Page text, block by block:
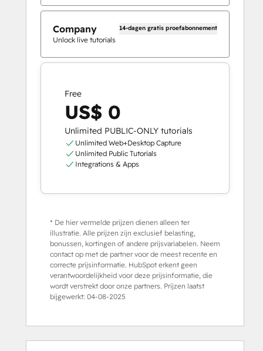
Company 14-dagen gratis proefabonnement
Unlock live tutorials
Free
US$ 0
Unlimited PUBLIC-ONLY tutorials
Unlimited Web+Desktop Capture
Unlimited Public Tutorials
Integrations & Apps
* De hier vermelde prijzen dienen alleen ter
illustratie. Alle prijzen zijn exclusief belasting,
bonussen, kortingen of andere prijsvariabelen. Neem
contact op met de partner voor de meest recente en
correcte prijsinformatie. HubSpot erkent geen
verantwoordelijkheid voor deze prijsinformatie, die
wordt verstrekt door onze partners. Prijzen laatst
bijgewerkt: 04-08-2025